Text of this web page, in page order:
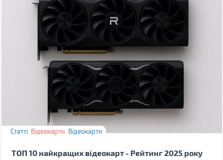
Статті Відеокарти Відеокарти
ТОП 10 найкращих відеокарт - Рейтинг 2025 року